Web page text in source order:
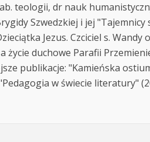
teologii, dr nauk
Szwedzkiej i jej "Tajemnicy
Jezus. Czciciel s. Wandy
życie duchowe Parafii
publikacje: "Kamieńska
w świecie literatury"